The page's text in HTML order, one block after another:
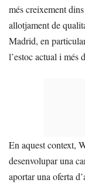
més creixement
allotjament de
Madrid, en
l’estoc actual i més
En aquest context,
desenvolupar una
aportar una oferta